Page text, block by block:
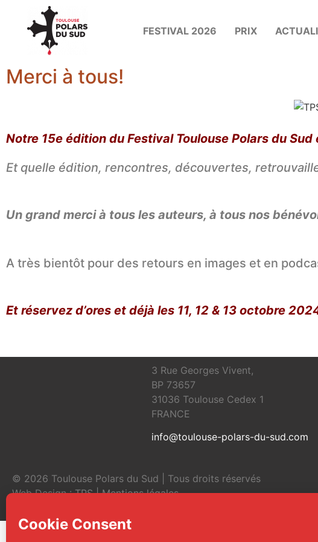
FESTIVAL 2026 PRIX
Merci à tous!
Notre 15e édition du Festival Toulouse Polars du
Et quelle édition, rencontres, découvertes,
Un grand merci à tous les auteurs, à tous nos
A très bientôt pour des retours en images et en
Et réservez d’ores et déjà les 11, 12 & 13 octobre
3 Rue Georges Vivent,
BP 73657
31036 Toulouse Cedex 1
FRANCE
info@toulouse-polars-du-sud.com
© 2026 Toulouse Polars du Sud | Tous droits réservés
Web Design : TPS|Mentions légales